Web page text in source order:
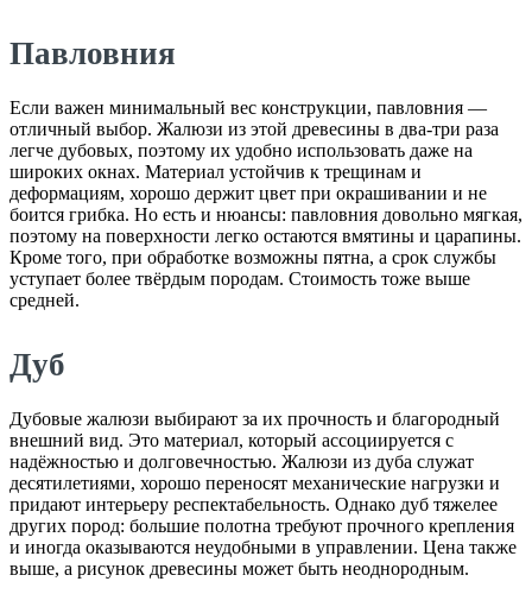
Павловния
Если важен минимальный вес конструкции, павловния —
отличный выбор. Жалюзи из этой древесины в два-три раза
легче дубовых, поэтому их удобно использовать даже на
широких окнах. Материал устойчив к трещинам и
деформациям, хорошо держит цвет при окрашивании и не
боится грибка. Но есть и нюансы: павловния довольно мягкая,
поэтому на поверхности легко остаются вмятины и царапины.
Кроме того, при обработке возможны пятна, а срок службы
уступает более твёрдым породам. Стоимость тоже выше
средней.
Дуб
Дубовые жалюзи выбирают за их прочность и благородный
внешний вид. Это материал, который ассоциируется с
надёжностью и долговечностью. Жалюзи из дуба служат
десятилетиями, хорошо переносят механические нагрузки и
придают интерьеру респектабельность. Однако дуб тяжелее
других пород: большие полотна требуют прочного крепления
и иногда оказываются неудобными в управлении. Цена также
выше, а рисунок древесины может быть неоднородным.